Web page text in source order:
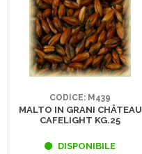
CODICE: M439
MALTO IN GRANI CHÂTEAU
CAFELIGHT KG.25
DISPONIBILE